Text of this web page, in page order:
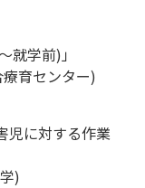
学前)」
育センター)
児に対する作業
)